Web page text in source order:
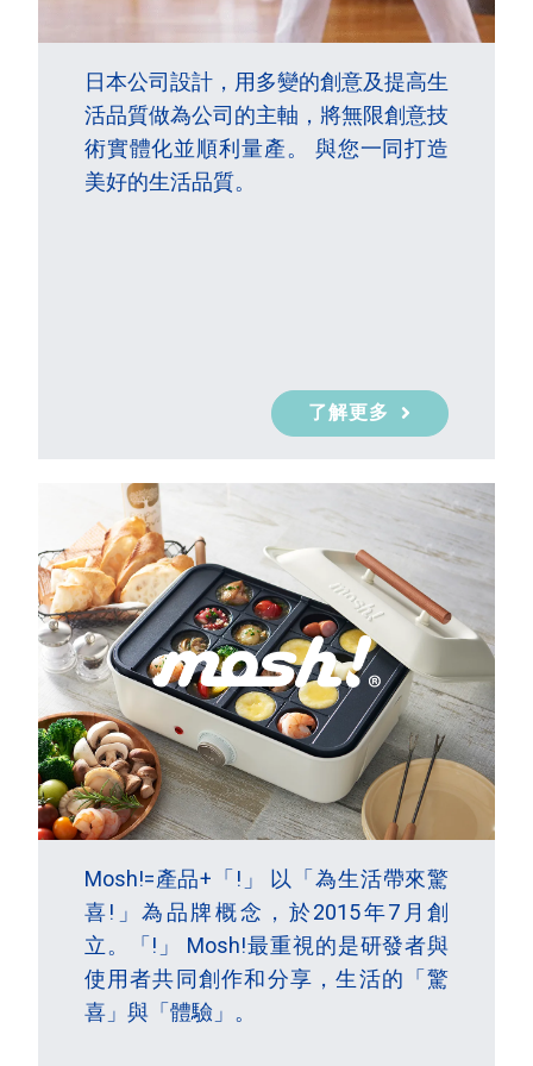
日本公司設計，用多變的創意及提高生
活品質做為公司的主軸，將無限創意技
術實體化並順利量產。 與您一同打造
美好的生活品質。
了解更多
Mosh!=產品+「!」 以「為生活帶來驚
喜!」為品牌概念，於2015年7月創
立。「!」 Mosh!最重視的是研發者與
使用者共同創作和分享，生活的「驚
喜」與「體驗」。